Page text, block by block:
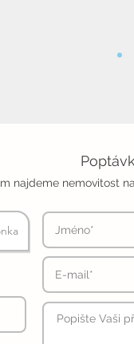
najdeme nemovitost